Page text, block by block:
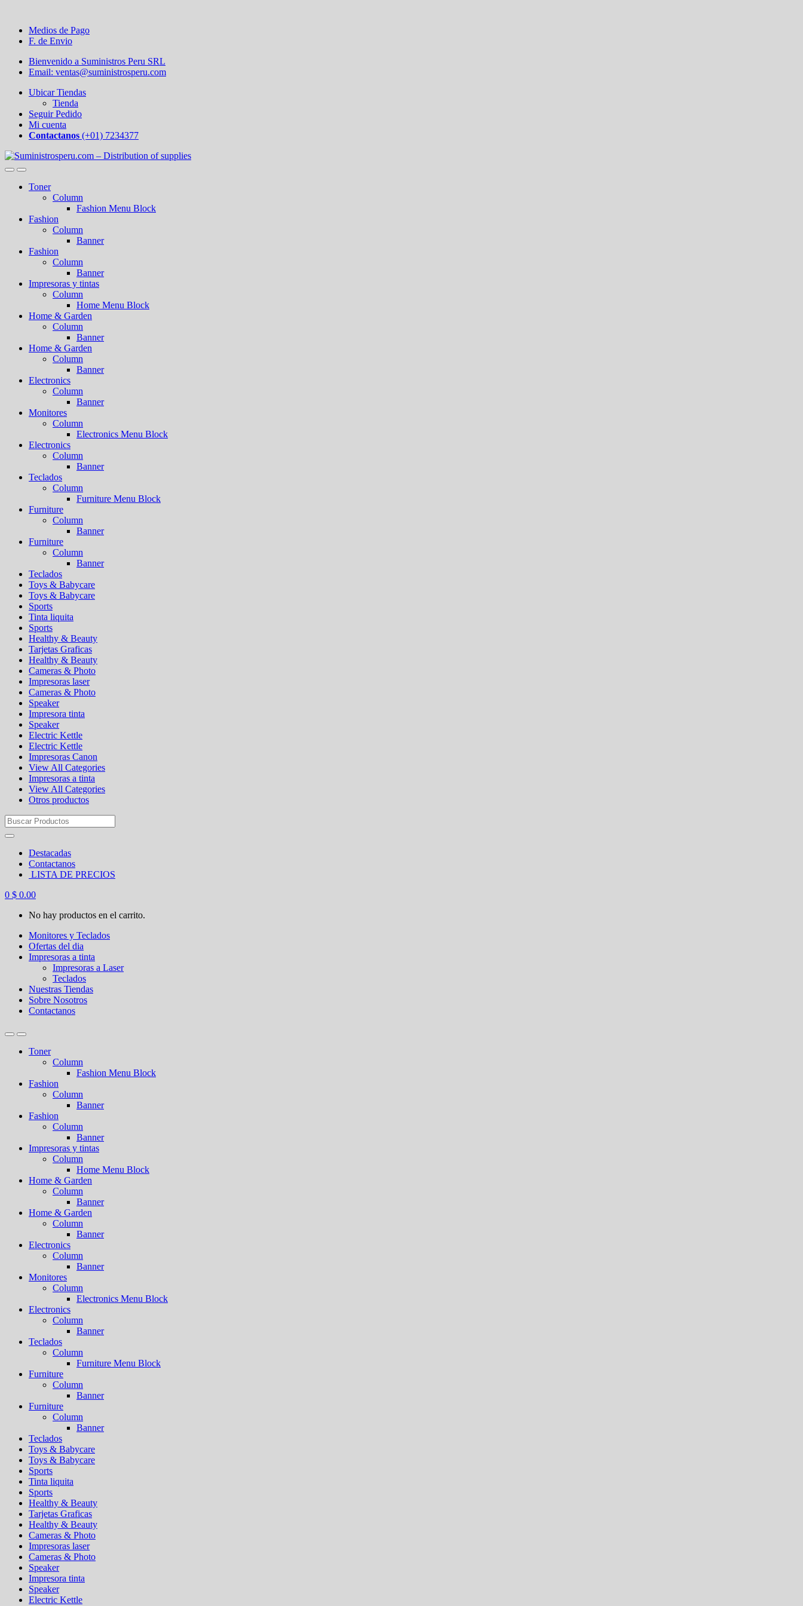
Medios de Pago
F. de Envio
Bienvenido a Suministros Peru SRL
Email: ventas@suministrosperu.com
Ubicar Tiendas
Tienda
Seguir Pedido
Mi cuenta
Contactanos (+01) 7234377
Toner
Column
Fashion Menu Block
Fashion
Column
Banner
Fashion
Column
Banner
Impresoras y tintas
Column
Home Menu Block
Home & Garden
Column
Banner
Home & Garden
Column
Banner
Electronics
Column
Banner
Monitores
Column
Electronics Menu Block
Electronics
Column
Banner
Teclados
Column
Furniture Menu Block
Furniture
Column
Banner
Furniture
Column
Banner
Teclados
Toys & Babycare
Toys & Babycare
Sports
Tinta liquita
Sports
Healthy & Beauty
Tarjetas Graficas
Healthy & Beauty
Cameras & Photo
Impresoras laser
Cameras & Photo
Speaker
Impresora tinta
Speaker
Electric Kettle
Electric Kettle
Impresoras Canon
View All Categories
Impresoras a tinta
View All Categories
Otros productos
Search
for:
Destacadas
Contactanos
LISTA DE PRECIOS
0 $ 0.00
No hay productos en el carrito.
Monitores y Teclados
Ofertas del dia
Impresoras a tinta
Impresoras a Laser
Teclados
Nuestras Tiendas
Sobre Nosotros
Contactanos
Toner
Column
Fashion Menu Block
Fashion
Column
Banner
Fashion
Column
Banner
Impresoras y tintas
Column
Home Menu Block
Home & Garden
Column
Banner
Home & Garden
Column
Banner
Electronics
Column
Banner
Monitores
Column
Electronics Menu Block
Electronics
Column
Banner
Teclados
Column
Furniture Menu Block
Furniture
Column
Banner
Furniture
Column
Banner
Teclados
Toys & Babycare
Toys & Babycare
Sports
Tinta liquita
Sports
Healthy & Beauty
Tarjetas Graficas
Healthy & Beauty
Cameras & Photo
Impresoras laser
Cameras & Photo
Speaker
Impresora tinta
Speaker
Electric Kettle